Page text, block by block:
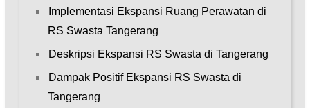
Implementasi Ekspansi Ruang Perawatan di
RS Swasta Tangerang
Deskripsi Ekspansi RS Swasta di Tangerang
Dampak Positif Ekspansi RS Swasta di
Tangerang